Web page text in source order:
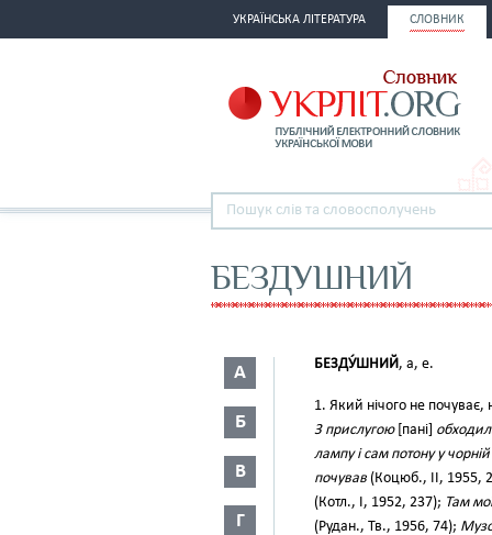
УКРАЇНСЬКА ЛІТЕРАТУРА СЛОВНИК
БЕЗДУШНИЙ
А
Б
В
Г
БЕЗДУ́ШНИЙ, а, е.
1. Який нічого не почуває,
З прислугою[пані]
лампу і сам потону у
почував (Коцюб., II, 1955,
(Котл., І, 1952, 237); Там
(Рудан., Тв., 1956, 74);